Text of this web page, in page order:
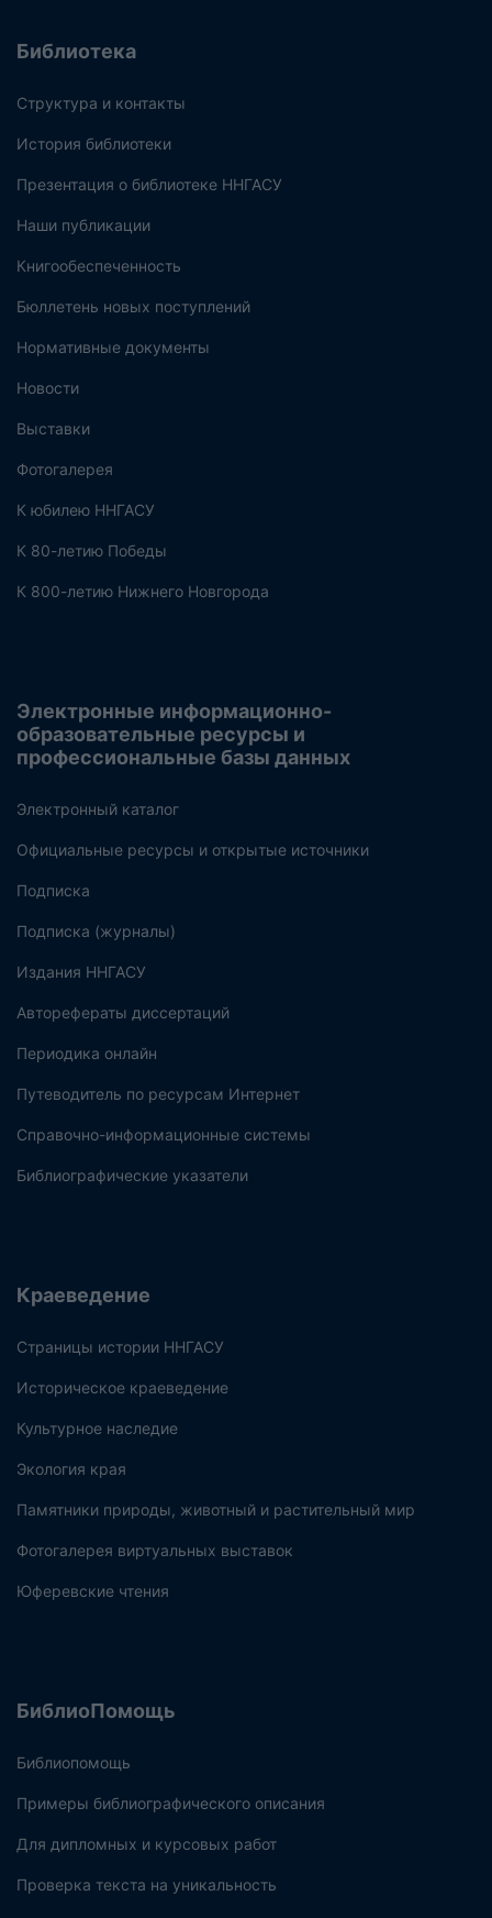
Библиотека
Структура и контакты
История библиотеки
Презентация о библиотеке ННГАСУ
Наши публикации
Книгообеспеченность
Бюллетень новых поступлений
Нормативные документы
Новости
Выставки
Фотогалерея
К юбилею ННГАСУ
К 80-летию Победы
К 800-летию Нижнего Новгорода
Электронные информационно-
образовательные ресурсы и
профессиональные базы данных
Электронный каталог
Официальные ресурсы и открытые источники
Подписка
Подписка (журналы)
Издания ННГАСУ
Авторефераты диссертаций
Периодика онлайн
Путеводитель по ресурсам Интернет
Справочно-информационные системы
Библиографические указатели
Краеведение
Страницы истории ННГАСУ
Историческое краеведение
Культурное наследие
Экология края
Памятники природы, животный и растительный мир
Фотогалерея виртуальных выставок
Юферевские чтения
БиблиоПомощь
Библиопомощь
Примеры библиографического описания
Для дипломных и курсовых работ
Проверка текста на уникальность